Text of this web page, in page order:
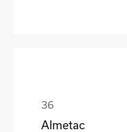
Almetac